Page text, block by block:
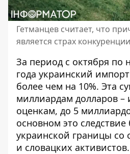
Гетманцев считает, что
является страх
За период с октября по
года украинский
более чем на 10%. Эта
миллиардам долларов –
оценкам, до 5
основном это следствие
украинской границы со
и словацких активистов.